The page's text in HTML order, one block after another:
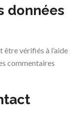
données
être vérifiés à l’aide
commentaires